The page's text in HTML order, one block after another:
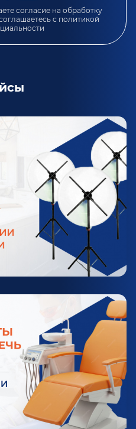
согласие на обработку
c политикой